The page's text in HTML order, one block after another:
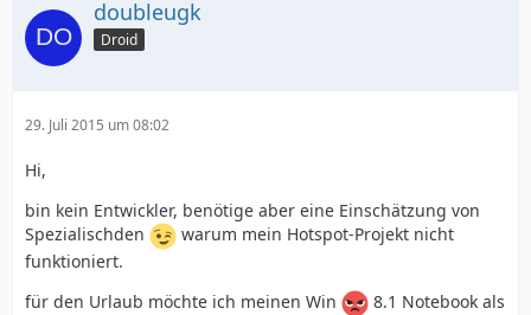
doubleugk
Droid
29. Juli 2015 um 08:02
Hi,
bin kein Entwickler, benötige aber eine Einschätzung von
Spezialischden
warum mein Hotspot-Projekt nicht
funktioniert.
für den Urlaub möchte ich meinen Win
8.1 Notebook als